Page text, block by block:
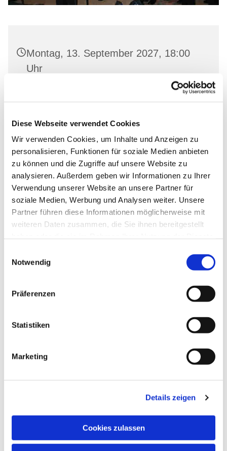
Diese Webseite verwendet Cookies
Wir verwenden Cookies, um Inhalte und Anzeigen zu
personalisieren, Funktionen für soziale Medien anbieten
zu können und die Zugriffe auf unsere Website zu
analysieren. Außerdem geben wir Informationen zu Ihrer
Verwendung unserer Website an unsere Partner für
soziale Medien, Werbung und Analysen weiter. Unsere
Partner führen diese Informationen möglicherweise mit
weiteren Daten zusammen, die Sie ihnen bereitgestellt
Notwendig
Präferenzen
Statistiken
Marketing
Details zeigen
Cookies zulassen
Montag, 13. September 2027, 18:00
Uhr
Gemeinderaum 2, Ev. Kirche Wriezen,
interessieren